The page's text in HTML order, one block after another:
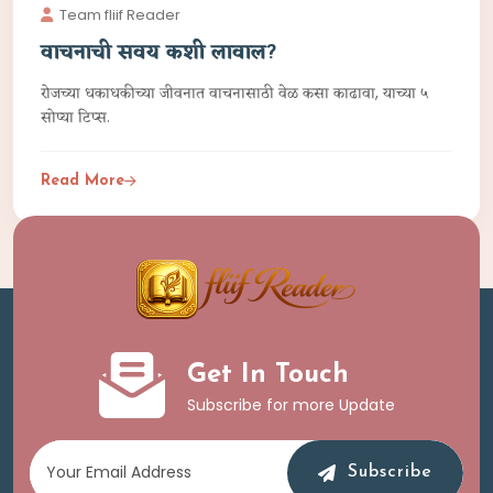
Team fliif Reader
वाचनाची सवय कशी लावाल?
रोजच्या धकाधकीच्या जीवनात वाचनासाठी वेळ कसा काढावा, याच्या ५
सोप्या टिप्स.
Read More
Get In Touch
Subscribe for more Update
Subscribe